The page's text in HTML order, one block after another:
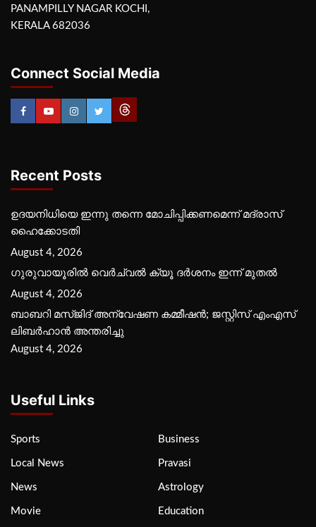
PANAMPILLY NAGAR KOCHI,
KERALA 682036
Connect Social Media
Recent Posts
ഉദയനിധിയെ ഇന്നു തന്നെ മോചിപ്പിക്കണമെന്ന് മദ്രാസ്
ഹൈക്കോടതി
August 4, 2026
ഗുരുവായൂരില്‍ വെര്‍ച്വല്‍ ക്യൂ ദര്‍ശനം ഇന്ന് മുതല്‍
August 4, 2026
ബാബറി മസ്ജിദ് അന്വേഷണ കമ്മീഷന്‍; ജസ്റ്റിസ് എംഎസ്
ലിബര്‍ഹാന്‍ അന്തരിച്ചു
August 4, 2026
Useful Links
Sports Business
Local News Pravasi
News Astrology
Movie Education